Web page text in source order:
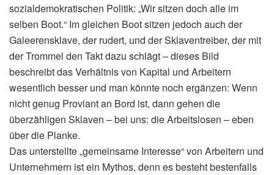
sozialdemokratischen Politik: „Wir sitzen doch alle im
selben Boot.“ Im gleichen Boot sitzen jedoch auch der
Galeerensklave, der rudert, und der Sklaventreiber, der mit
der Trommel den Takt dazu schlägt – dieses Bild
beschreibt das Verhältnis von Kapital und Arbeitern
wesentlich besser und man könnte noch ergänzen: Wenn
nicht genug Proviant an Bord ist, dann gehen die
überzähligen Sklaven – bei uns: die Arbeitslosen – eben
über die Planke.
Das unterstellte „gemeinsame Interesse“ von Arbeitern und
Unternehmern ist ein Mythos, denn es besteht bestenfalls